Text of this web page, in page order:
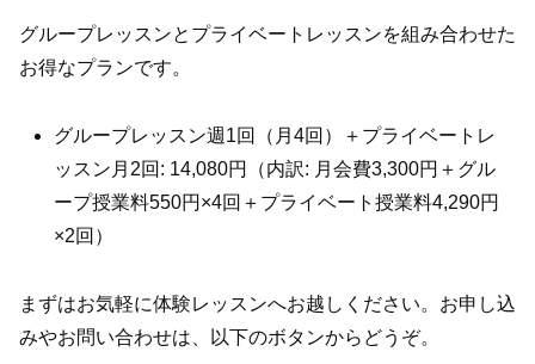
グループレッスンとプライベートレッスンを組み合わせた
お得なプランです。
グループレッスン週1回（月4回）＋プライベートレ
ッスン月2回: 14,080円（内訳: 月会費3,300円＋グル
ープ授業料550円×4回＋プライベート授業料4,290円
×2回）
まずはお気軽に体験レッスンへお越しください。お申し込
みやお問い合わせは、以下のボタンからどうぞ。